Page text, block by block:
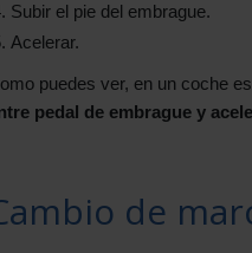
Subir el pie del embrague.
Acelerar.
puedes ver, en un coche
pedal de embrague y
de